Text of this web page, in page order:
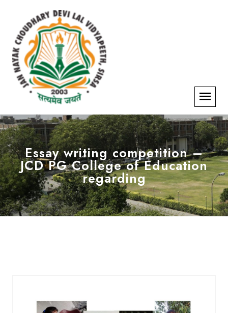
Essay writing competition –
JCD PG College of Education
regarding